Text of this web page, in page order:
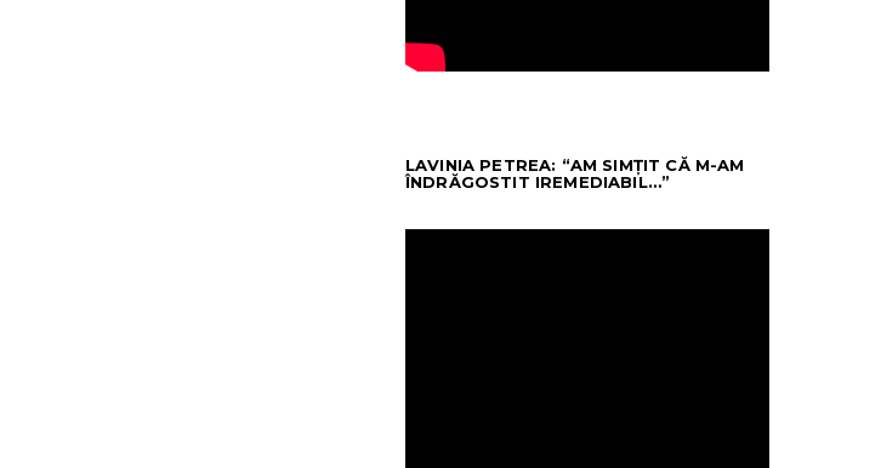
LAVINIA PETREA: “AM SIMȚIT CĂ M-AM
ÎNDRĂGOSTIT IREMEDIABIL…”